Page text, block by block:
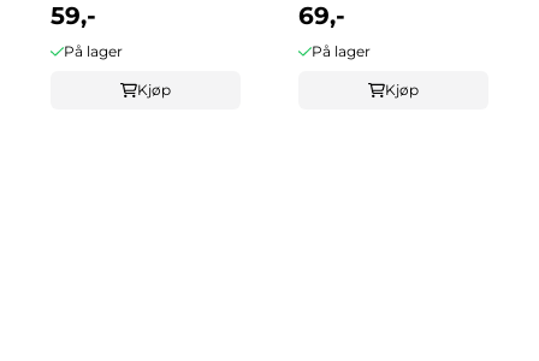
59,-
På lager
Kjøp
Tweed
69,-
På lager
Kjøp